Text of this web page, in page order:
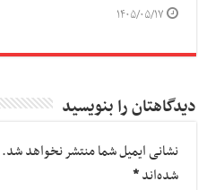
۱۴۰۵/۰۵/۱۷
دیدگاهتان را بنویسید
نشانی ایمیل شما منتشر نخواهد شد.
شده‌اند*